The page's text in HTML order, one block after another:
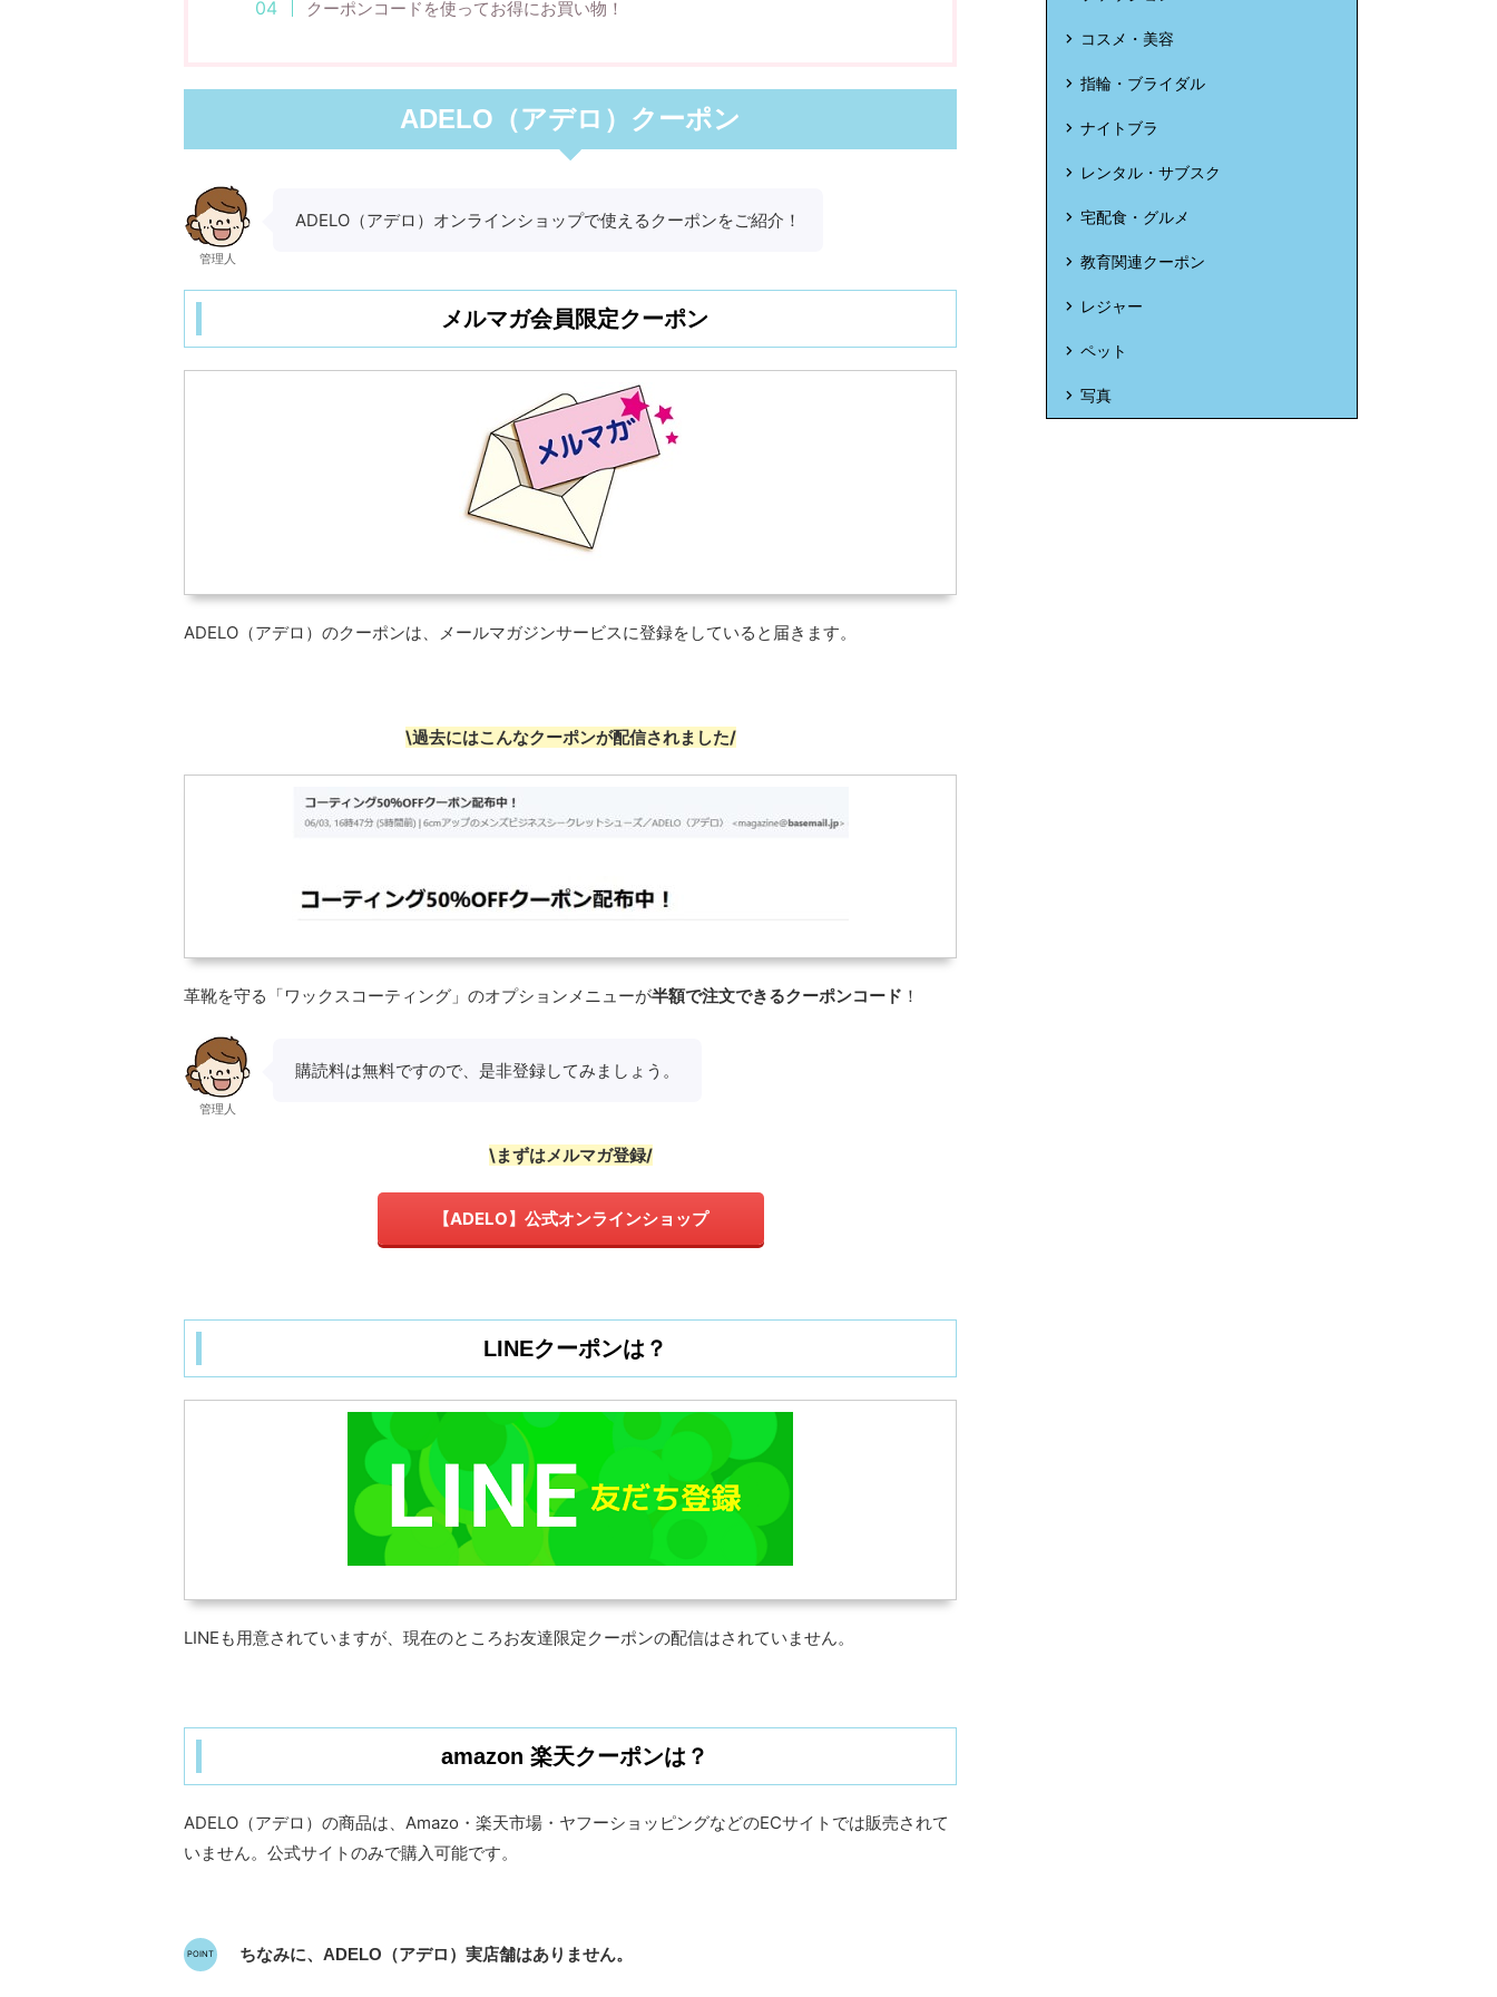
クーポンコードを使ってお得にお買い物！
ADELO（アデロ）クーポン
管理人
ADELO（アデロ）オンラインショップで使えるクーポンをご紹介！
メルマガ会員限定クーポン
ADELO（アデロ）のクーポンは、メールマガジンサービスに登録をしていると届きます。
\過去にはこんなクーポンが配信されました/
革靴を守る「ワックスコーティング」のオプションメニューが半額で注文できるクーポンコード ！
管理人
購読料は無料ですので、是非登録してみましょう。
\まずはメルマガ登録/
【ADELO】公式オンラインショップ
LINEクーポンは？
LINEも用意されていますが、現在のところお友達限定クーポンの配信はされていません。
amazon 楽天クーポンは？
ADELO（アデロ）の商品は、Amazo・楽天市場・ヤフーショッピングなどのECサイトでは販売されて
いません。公式サイトのみで購入可能です。
ちなみに、ADELO（アデロ）実店舗はありません。
コスメ・美容
指輪・ブライダル
ナイトブラ
レンタル・サブスク
宅配食・グルメ
教育関連クーポン
レジャー
ペット
写真